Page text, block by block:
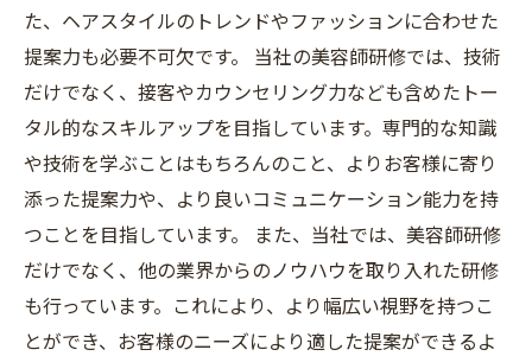
た、ヘアスタイルのトレンドやファッションに合わせた
提案力も必要不可欠です。 当社の美容師研修では、技術
だけでなく、接客やカウンセリング力なども含めたトー
タル的なスキルアップを目指しています。専門的な知識
や技術を学ぶことはもちろんのこと、よりお客様に寄り
添った提案力や、より良いコミュニケーション能力を持
つことを目指しています。 また、当社では、美容師研修
だけでなく、他の業界からのノウハウを取り入れた研修
も行っています。これにより、より幅広い視野を持つこ
とができ、お客様のニーズにより適した提案ができるよ